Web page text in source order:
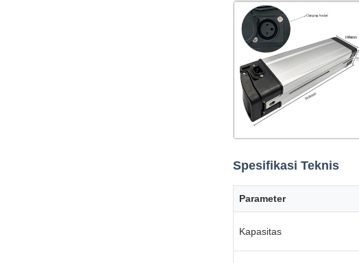
Spesifikasi Teknis
Parameter
Kapasitas